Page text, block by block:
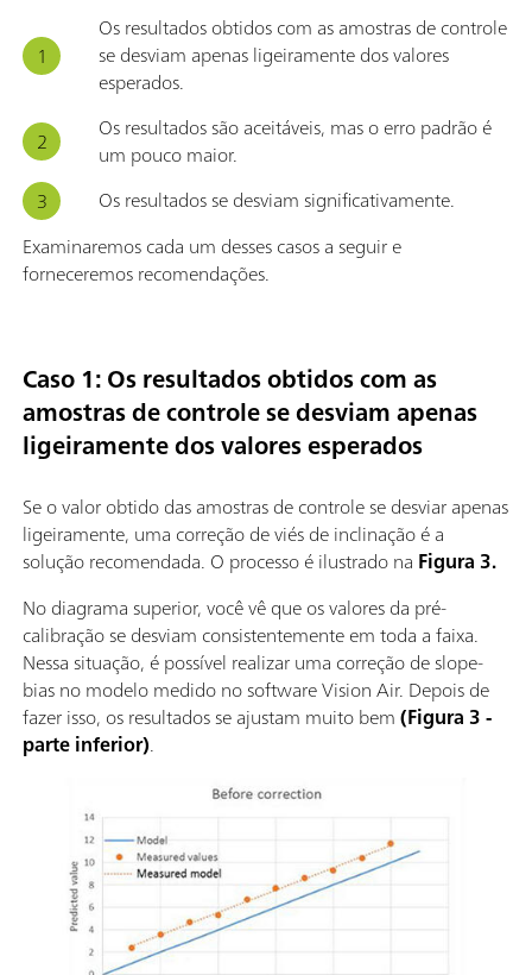
Os resultados obtidos com as amostras de controle
se desviam apenas ligeiramente dos valores
esperados.
Os resultados são aceitáveis, mas o erro padrão é
um pouco maior.
Os resultados se desviam significativamente.
Examinaremos cada um desses casos a seguir e
forneceremos recomendações.
Caso 1: Os resultados obtidos com as
amostras de controle se desviam apenas
ligeiramente dos valores esperados
Se o valor obtido das amostras de controle se desviar apenas
ligeiramente, uma correção de viés de inclinação é a
solução recomendada. O processo é ilustrado na Figura 3.
No diagrama superior, você vê que os valores da pré-
calibração se desviam consistentemente em toda a faixa.
Nessa situação, é possível realizar uma correção de slope-
bias no modelo medido no software Vision Air. Depois de
fazer isso, os resultados se ajustam muito bem(Figura 3 -
parte inferior).